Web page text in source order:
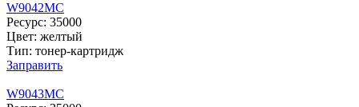
W9042MC
Ресурс: 35000
Цвет: желтый
Тип: тонер-картридж
Заправить
W9043MC